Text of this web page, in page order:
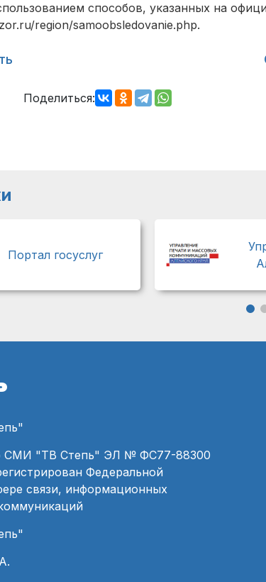
способов, указанных на
region/samoobsledovanie.php.
Поделиться:
Портал госуслуг
СМИ "ТВ Степь" ЭЛ № ФС77-88300
Федеральной
связи, информационных